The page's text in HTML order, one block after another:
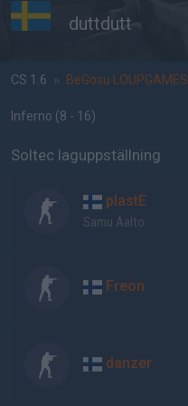
duttdutt
CS 1.6 » BeGosu LOUPGAMES
Inferno (8 - 16)
Soltec laguppställning
plastE
Samu Aalto
Freon
danzer